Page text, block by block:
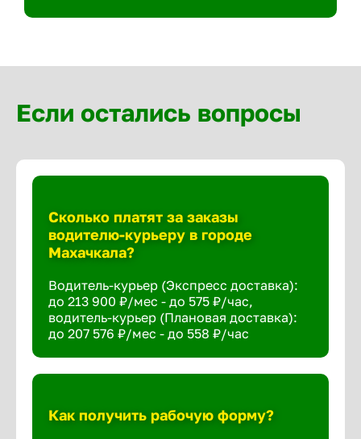
Если остались вопросы
Сколько платят за заказы
водителю-курьеру в городе
Махачкала?
Водитель-курьер (Экспресс доставка):
до 213 900 ₽/мес - до 575 ₽/час,
водитель-курьер (Плановая доставка):
до 207 576 ₽/мес - до 558 ₽/час
Как получить рабочую форму?